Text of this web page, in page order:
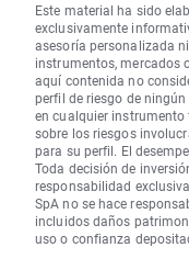
Este material ha sido
exclusivamente
asesoría personalizada
instrumentos, mercados
aquí contenida no
perfil de riesgo de
en cualquier
sobre los riesgos
para su perfil. El
Toda decisión de
responsabilidad
SpA no se hace
incluidos daños
uso o confianza